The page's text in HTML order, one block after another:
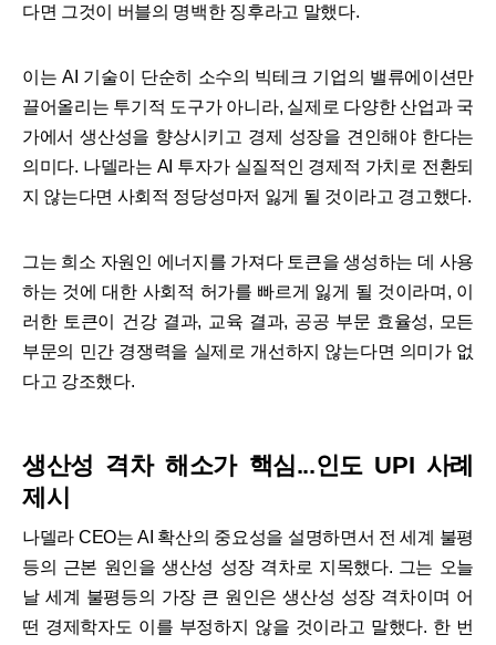
다면 그것이 버블의 명백한 징후라고 말했다.
이는 AI 기술이 단순히 소수의 빅테크 기업의 밸류에이션만
끌어올리는 투기적 도구가 아니라, 실제로 다양한 산업과 국
가에서 생산성을 향상시키고 경제 성장을 견인해야 한다는
의미다. 나델라는 AI 투자가 실질적인 경제적 가치로 전환되
지 않는다면 사회적 정당성마저 잃게 될 것이라고 경고했다.
그는 희소 자원인 에너지를 가져다 토큰을 생성하는 데 사용
하는 것에 대한 사회적 허가를 빠르게 잃게 될 것이라며, 이
러한 토큰이 건강 결과, 교육 결과, 공공 부문 효율성, 모든
부문의 민간 경쟁력을 실제로 개선하지 않는다면 의미가 없
다고 강조했다.
생산성 격차 해소가 핵심...인도 UPI 사례
제시
나델라 CEO는 AI 확산의 중요성을 설명하면서 전 세계 불평
등의 근본 원인을 생산성 성장 격차로 지목했다. 그는 오늘
날 세계 불평등의 가장 큰 원인은 생산성 성장 격차이며 어
떤 경제학자도 이를 부정하지 않을 것이라고 말했다. 한 번